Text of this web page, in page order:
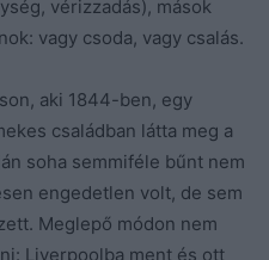
vérizzadás), mások
vagy csoda, vagy csalás.
aki 1844-ben, egy
családban látta meg a
soha semmiféle bűnt nem
engedetlen volt, de sem
Meglepő módon nem
Liverpoolba ment és ott